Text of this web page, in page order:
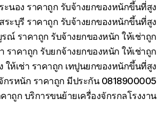
ะนอง ราคาถูก รับจ้างยกของหนักขึ้นที่สูง
ระบุรี ราคาถูก รับจ้างยกของหนักขึ้นที่สูง
รณ์ ราคาถูก รับจ้างยกของหนัก ให้เช่าถูก
ราคาถูก รับยกจ้างยกของหนัก ให้เช่าถูก
ให้เช่า ราคาถูก เทปูนยกของหนักขึ้นที่สูง
กรหนัก ราคาถูก มีประกัน 0818900005
าถูก บริการขนย้ายเครื่องจักรกลโรงงาน